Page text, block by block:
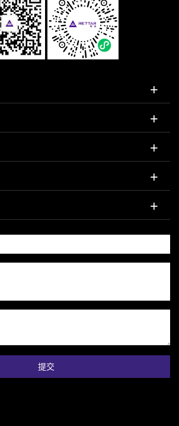
+
+
+
+
+
提交